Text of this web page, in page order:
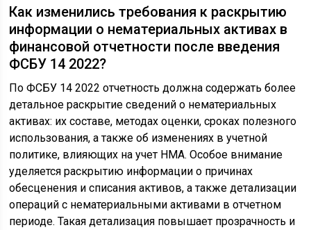
Как изменились требования к раскрытию
информации о нематериальных активах в
финансовой отчетности после введения
ФСБУ 14 2022?
По ФСБУ 14 2022 отчетность должна содержать более
детальное раскрытие сведений о нематериальных
активах: их составе, методах оценки, сроках полезного
использования, а также об изменениях в учетной
политике, влияющих на учет НМА. Особое внимание
уделяется раскрытию информации о причинах
обесценения и списания активов, а также детализации
операций с нематериальными активами в отчетном
периоде. Такая детализация повышает прозрачность и